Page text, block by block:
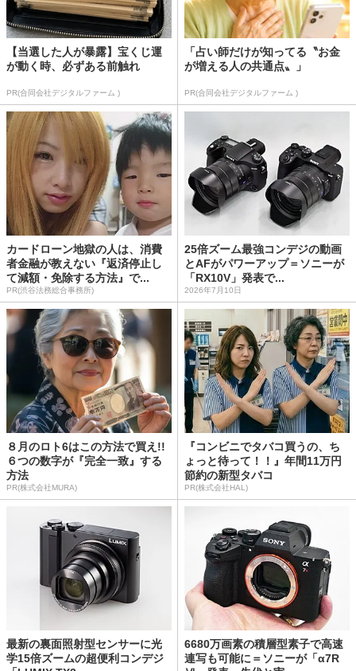
【当選した人が暴露】宝くじ運
が動く時、必ずある前触れ
PR(合同会社デジタルファーム )
「占い師だけが知ってる〝お金
が増える人の共通点〟」
PR(合同会社デジタルファーム )
カードローン地獄の人は、消費
者金融が教えない『返済停止し
て減額・免除する方法』で...
PR(渋谷法務総合事務所)
25倍ズーム最強コンデジの動画
とAFがパワーアップ＝ソニーが
「RX10V」発表で...
2026年7月10日
８月のロト6はこの方法で買え!!
６つの数字が『完全一致』する
方法
PR(株式会社MURA)
『コンビニでタバコ買うの、ち
ょっと待って！！』年間11万円
節約の新型タバコ
PR(株式会社HAL)
最新の裏面照射型センサーに光
学15倍ズームの超便利コンデジ
6680万画素の積層型素子で高速
連写も可能に＝ソニーが「α7R